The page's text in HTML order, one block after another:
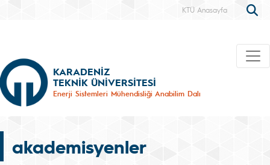
KTÜ Anasayfa
KARADENİZ
TEKNİK ÜNİVERSİTESİ
Enerji Sistemleri Mühendisliği Anabilim Dalı
akademisyenler